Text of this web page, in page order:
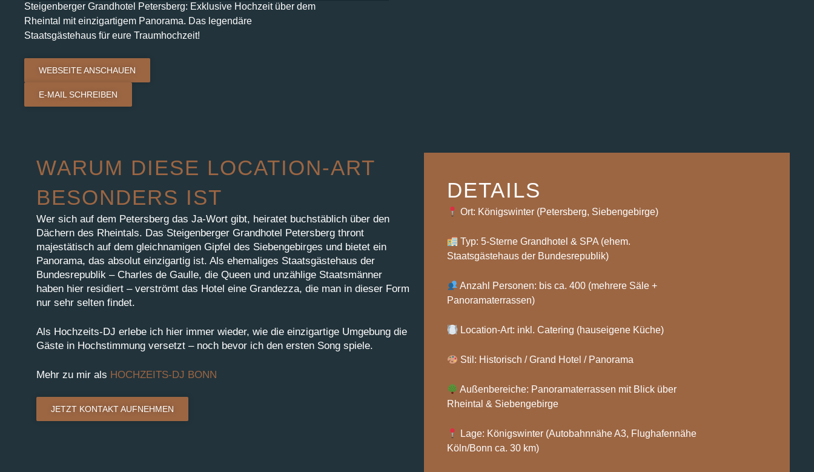
Steigenberger Grandhotel Petersberg: Exklusive Hochzeit über dem
Rheintal mit einzigartigem Panorama. Das legendäre
Staatsgästehaus für eure Traumhochzeit!
WEBSEITE ANSCHAUEN
E-MAIL SCHREIBEN
WARUM DIESE LOCATION-ART
BESONDERS IST
Wer sich auf dem Petersberg das Ja-Wort gibt, heiratet buchstäblich über den
Dächern des Rheintals. Das Steigenberger Grandhotel Petersberg thront
majestätisch auf dem gleichnamigen Gipfel des Siebengebirges und bietet ein
Panorama, das absolut einzigartig ist. Als ehemaliges Staatsgästehaus der
Bundesrepublik – Charles de Gaulle, die Queen und unzählige Staatsmänner
haben hier residiert – verströmt das Hotel eine Grandezza, die man in dieser Form
nur sehr selten findet.
Als Hochzeits-DJ erlebe ich hier immer wieder, wie die einzigartige Umgebung die
Gäste in Hochstimmung versetzt – noch bevor ich den ersten Song spiele.
Mehr zu mir als HOCHZEITS-DJ BONN
JETZT KONTAKT AUFNEHMEN
DETAILS
Ort: Königswinter (Petersberg, Siebengebirge)
Typ: 5-Sterne Grandhotel & SPA (ehem.
Staatsgästehaus der Bundesrepublik)
Anzahl Personen: bis ca. 400 (mehrere Säle +
Panoramaterrassen)
Location-Art: inkl. Catering (hauseigene Küche)
Stil: Historisch / Grand Hotel / Panorama
Außenbereiche: Panoramaterrassen mit Blick über
Rheintal & Siebengebirge
Lage: Königswinter (Autobahnnähe A3, Flughafennähe
Köln/Bonn ca. 30 km)